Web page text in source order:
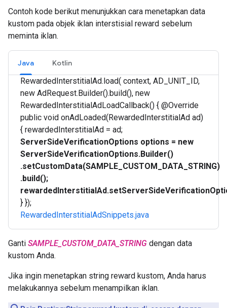
Contoh kode berikut menunjukkan cara menetapkan data
kustom pada objek iklan interstisial reward sebelum
meminta iklan.
Java Kotlin
RewardedInterstitialAd.load( context, AD_UNIT_ID,
new AdRequest.Builder().build(), new
RewardedInterstitialAdLoadCallback() { @Override
public void onAdLoaded(RewardedInterstitialAd ad)
{ rewardedInterstitialAd = ad;
ServerSideVerificationOptions options = new
ServerSideVerificationOptions.Builder()
.setCustomData(SAMPLE_CUSTOM_DATA_STRING)
.build();
} });
RewardedInterstitialAdSnippets.java
Ganti SAMPLE_CUSTOM_DATA_STRING dengan data
kustom Anda.
Jika ingin menetapkan string reward kustom, Anda harus
melakukannya sebelum menampilkan iklan.